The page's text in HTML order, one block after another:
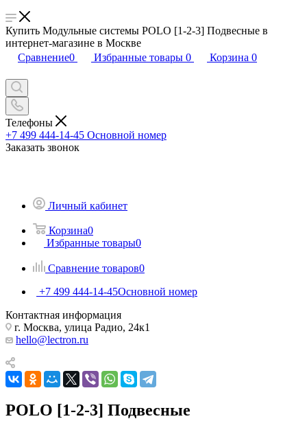
Купить Модульные системы POLO [1-2-3] Подвесные в
интернет-магазине в Москве
Сравнение0 Избранные товары 0 Корзина 0
Телефоны
+7 499 444-14-45 Основной номер
Заказать звонок
Личный кабинет
Корзина0
Избранные товары0
Сравнение товаров0
+7 499 444-14-45Основной номер
Контактная информация
г. Москва, улица Радио, 24к1
hello@lectron.ru
POLO [1-2-3] Подвесные